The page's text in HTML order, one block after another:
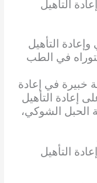
التأهيل
التأهيل
في الطب
خبيرة في إعادة
إعادة التأهيل
الحبل الشوكي،
التأهيل